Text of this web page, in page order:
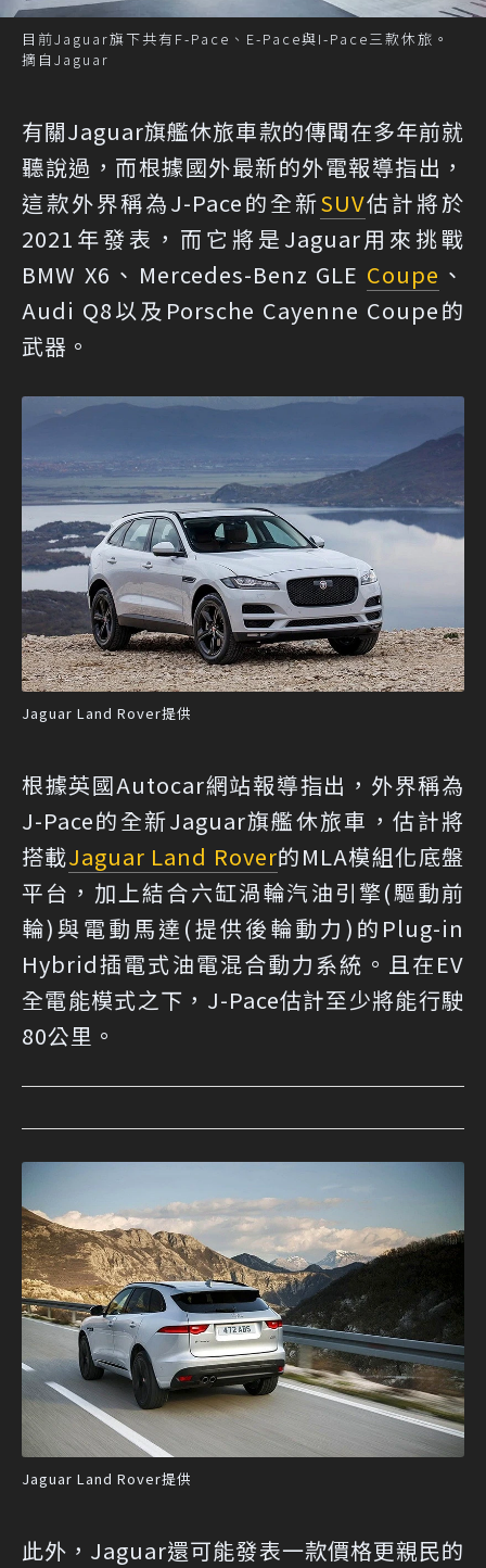
目前Jaguar旗下共有F-Pace、E-Pace與I-Pace三款休旅。
摘自Jaguar
有關Jaguar旗艦休旅車款的傳聞在多年前就
聽說過，而根據國外最新的外電報導指出，
這款外界稱為J-Pace的全新SUV估計將於
2021年發表，而它將是Jaguar用來挑戰
BMW X6、Mercedes-Benz GLE Coupe 、
Audi Q8以及Porsche Cayenne Coupe的
武器。
Jaguar Land Rover提供
根據英國Autocar網站報導指出，外界稱為
J-Pace的全新Jaguar旗艦休旅車，估計將
搭載Jaguar Land Rover的MLA模組化底盤
平台，加上結合六缸渦輪汽油引擎(驅動前
輪)與電動馬達(提供後輪動力)的Plug-in
Hybrid插電式油電混合動力系統。且在EV
全電能模式之下，J-Pace估計至少將能行駛
80公里。
Jaguar Land Rover提供
此外，Jaguar還可能發表一款價格更親民的